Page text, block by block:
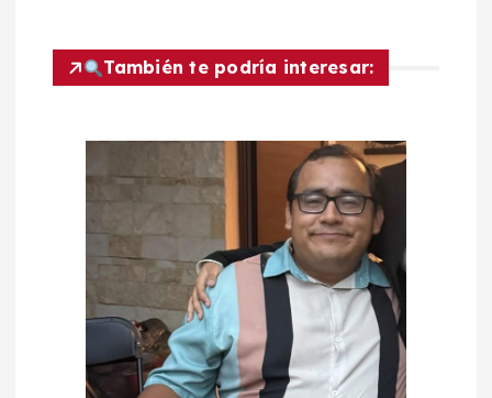
c
También te podría interesar: